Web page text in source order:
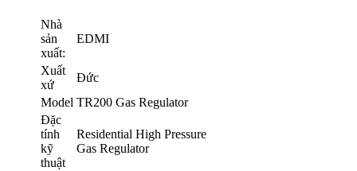
Nhà
sản
xuất:
EDMI
Xuất
xứ
Đức
Model TR200 Gas Regulator
Đặc
tính
kỹ
thuật
Residential High Pressure
Gas Regulator